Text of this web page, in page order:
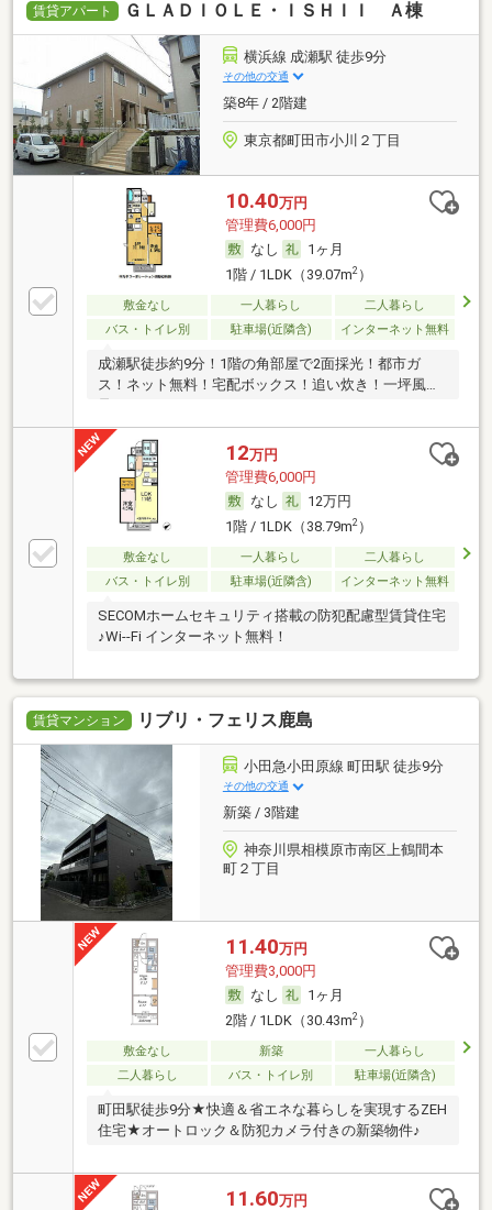
賃貸アパート ＧＬＡＤＩＯＬＥ・ＩＳＨＩＩ Ａ棟
横浜線 成瀬駅 徒歩9分
その他の交通
築8年 / 2階建
東京都町田市小川２丁目
10.40万円
管理費6,000円
なし
1ヶ月
1階 / 1LDK（39.07m2）
敷金なし 一人暮らし
二人暮らし
バス・トイレ別
駐車場(近隣含) インターネット無料
成瀬駅徒歩約9分！1階の角部屋で2面採光！都市ガ
ス！ネット無料！宅配ボックス！追い炊き！一坪風
12万円
管理費6,000円
なし
12万円
1階 / 1LDK（38.79m2）
敷金なし 一人暮らし
二人暮らし
バス・トイレ別
駐車場(近隣含) インターネット無料
SECOMホームセキュリティ搭載の防犯配慮型賃貸住宅
♪Wi--Fi インターネット無料！
賃貸マンション リブリ・フェリス鹿島
小田急小田原線 町田駅 徒歩9分
その他の交通
新築 / 3階建
神奈川県相模原市南区上鶴間本
町２丁目
11.40万円
管理費3,000円
なし
1ヶ月
2階 / 1LDK（30.43m2）
敷金なし 新築
一人暮らし
二人暮らし
バス・トイレ別 駐車場(近隣含)
町田駅徒歩9分★快適＆省エネな暮らしを実現するZEH
住宅★オートロック＆防犯カメラ付きの新築物件♪
11.60万円